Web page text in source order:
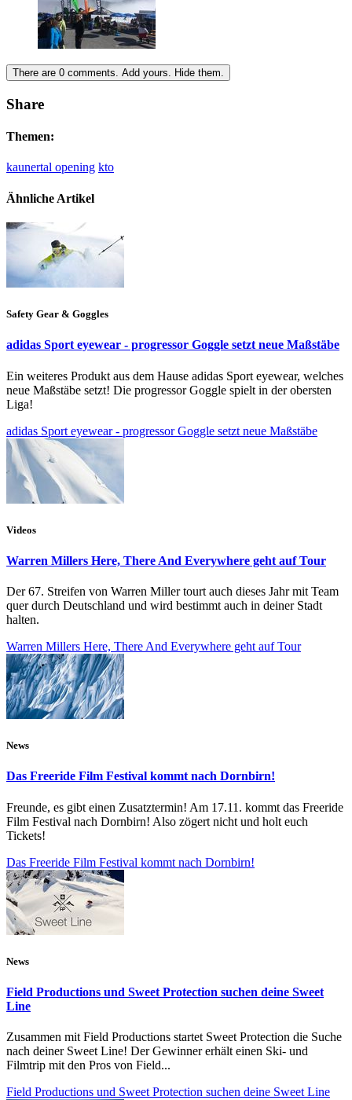
There are 0 comments. Add yours. Hide them.
Share
Themen:
kaunertal opening kto
Ähnliche Artikel
Safety Gear & Goggles
adidas Sport eyewear - progressor Goggle setzt neue Maßstäbe
Ein weiteres Produkt aus dem Hause adidas Sport eyewear, welches
neue Maßstäbe setzt! Die progressor Goggle spielt in der obersten
Liga!
adidas Sport eyewear - progressor Goggle setzt neue Maßstäbe
Videos
Warren Millers Here, There And Everywhere geht auf Tour
Der 67. Streifen von Warren Miller tourt auch dieses Jahr mit Team
quer durch Deutschland und wird bestimmt auch in deiner Stadt
halten.
Warren Millers Here, There And Everywhere geht auf Tour
News
Das Freeride Film Festival kommt nach Dornbirn!
Freunde, es gibt einen Zusatztermin! Am 17.11. kommt das Freeride
Film Festival nach Dornbirn! Also zögert nicht und holt euch
Tickets!
Das Freeride Film Festival kommt nach Dornbirn!
News
Field Productions und Sweet Protection suchen deine Sweet
Line
Zusammen mit Field Productions startet Sweet Protection die Suche
nach deiner Sweet Line! Der Gewinner erhält einen Ski- und
Filmtrip mit den Pros von Field...
Field Productions und Sweet Protection suchen deine Sweet Line